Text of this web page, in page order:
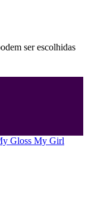
ser escolhidas